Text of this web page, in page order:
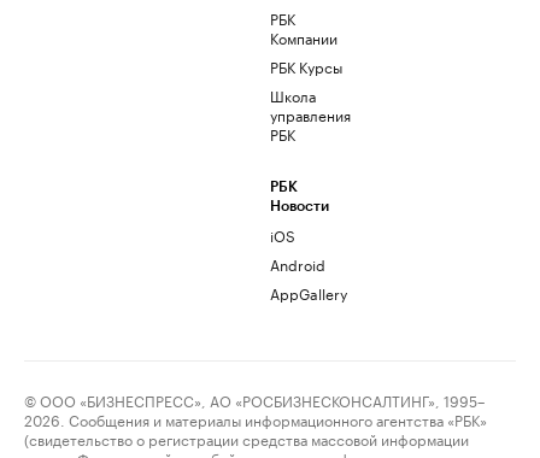
РБК
Компании
РБК Курсы
Школа
управления
РБК
РБК
Новости
iOS
Android
AppGallery
© ООО «БИЗНЕСПРЕСС», АО «РОСБИЗНЕСКОНСАЛТИНГ», 1995–
2026. Сообщения и материалы информационного агентства «РБК»
(свидетельство о регистрации средства массовой информации